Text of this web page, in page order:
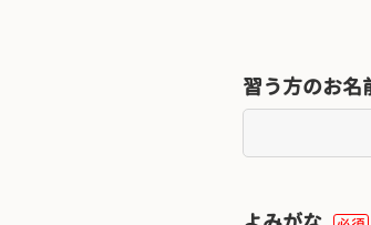
習う方のお名